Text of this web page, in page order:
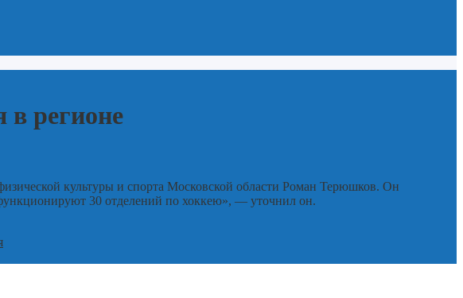
в регионе
культуры и спорта Московской области Роман Терюшков. Он
30 отделений по хоккею», — уточнил он.